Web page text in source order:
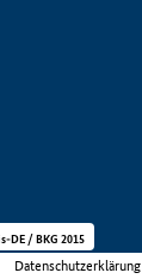
Datenschutzerklärung
DE / BKG 2015